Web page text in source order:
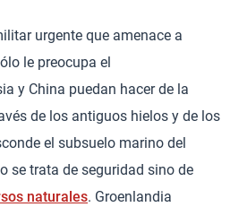
urgente que amenace a
le preocupa el
y China puedan hacer de la
de los antiguos hielos y de los
el subsuelo marino del
se trata de seguridad sino de
naturales. Groenlandia